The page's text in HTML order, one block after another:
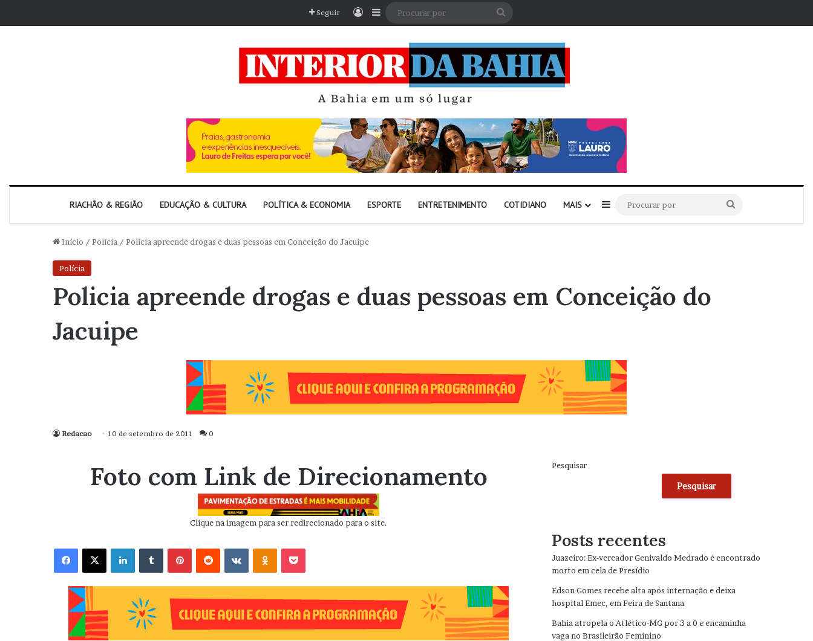
Seguir EntrarBarra Lateral
RIACHÃO & REGIÃO EDUCAÇÃO & CULTURA POLÍTICA & ECONOMIA ESPORTE ENTRETENIMENTO COTIDIANO MAIS Barra Lateral
por
Início / Polícia / Policia apreende drogas e duas pessoas em Conceição do Jacuipe
Polícia
Policia apreende drogas e duas pessoas em Conceição do
Jacuipe
Redacao 10 de setembro de 2011 0
Foto com Link de Direcionamento
Clique na imagem para ser redirecionado para o site.
Facebook X Linkedin VK OK
Pesquisar
Pesquisar
Posts recentes
Juazeiro: Ex-vereador Genivaldo Medrado é encontrado
morto em cela de Presídio
Edson Gomes recebe alta após internação e deixa
hospital Emec, em Feira de Santana
Bahia atropela o Atlético-MG por 3 a 0 e encaminha
vaga no Brasileirão Feminino